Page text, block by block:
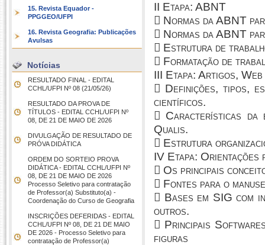
15. Revista Equador -
PPGGEO/UFPI
16. Revista Geografia: Publicações
Avulsas
Notícias
RESULTADO FINAL - EDITAL
CCHL/UFPI Nº 08 (21/05/26)
RESULTADO DA PROVA DE
TÍTULOS - EDITAL CCHL/UFPI Nº
08, DE 21 DE MAIO DE 2026
DIVULGAÇÃO DE RESULTADO DE
PRÓVA DIDÁTICA
ORDEM DO SORTEIO PROVA
DIDÁTICA - EDITAL CCHL/UFPI Nº
08, DE 21 DE MAIO DE 2026
Processo Seletivo para contratação
de Professor(a) Substituto(a) -
Coordenação do Curso de Geografia
INSCRIÇÕES DEFERIDAS - EDITAL
CCHL/UFPI Nº 08, DE 21 DE MAIO
DE 2026 - Processo Seletivo para
contratação de Professor(a)
II Etapa: ABNT
 Normas da ABNT
 Normas da ABNT
 Estrutura de
 Formatação de
III Etapa: Artigos,
 Definições, tipos,
científicos.
 Características da
Qualis.
 Estrutura
IV Etapa: Orientações
 Os principais
 Fontes para o
 Bases em SIG com
outros.
 Principais
figuras